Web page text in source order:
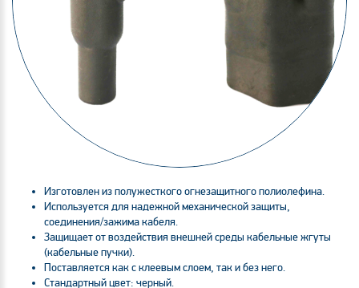
Изготовлен из полужесткого огнезащитного полиолефина.
Используется для надежной механической защиты,
соединения/зажима кабеля.
Защищает от воздействия внешней среды кабельные жгуты
(кабельные пучки).
Поставляется как с клеевым слоем, так и без него.
Стандартный цвет: черный.